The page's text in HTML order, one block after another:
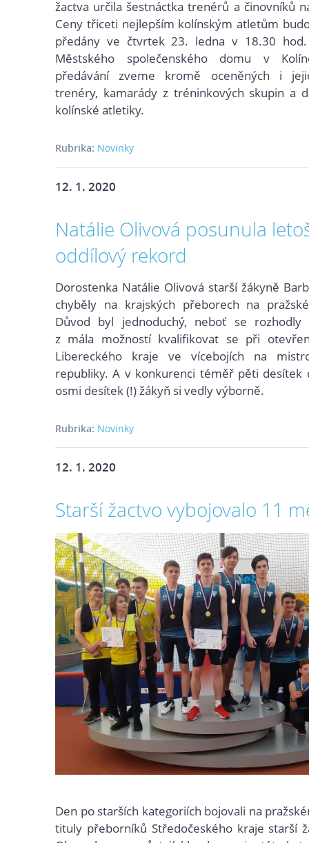
žactva určila šestnáctka trenérů a činovníků
Ceny třiceti nejlepším kolínským atletům
předány ve čtvrtek 23. ledna v 18.30
Městského společenského domu v
předávání zveme kromě oceněných i
trenéry, kamarády z tréninkových skupin a
kolínské atletiky.
Rubrika: Novinky
12. 1. 2020
Natálie Olivová posunula
oddílový rekord
Dorostenka Natálie Olivová starší žákyně
chyběly na krajských přeborech na
Důvod byl jednoduchý, neboť se rozhodly
z mála možností kvalifikovat se při
Libereckého kraje ve vícebojích na
republiky. A v konkurenci téměř pěti desítek
osmi desítek (!) žákyň si vedly výborně.
Rubrika: Novinky
12. 1. 2020
Starší žactvo vybojovalo 11
Den po starších kategoriích bojovali na
tituly přeborníků Středočeského kraje starší